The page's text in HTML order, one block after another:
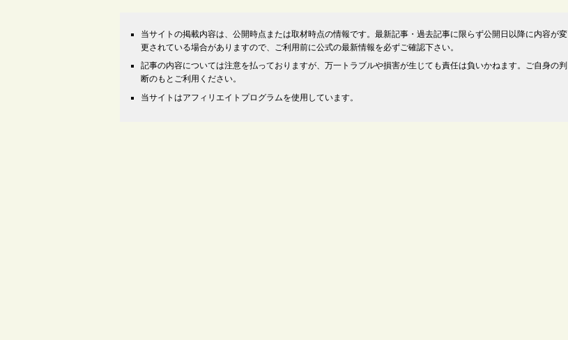
当サイトの掲載内容は、公開時点または取材時点の情報です。最新記事・過去記事に限らず公開日以降に内容が変
更されている場合がありますので、ご利用前に公式の最新情報を必ずご確認下さい。
記事の内容については注意を払っておりますが、万一トラブルや損害が生じても責任は負いかねます。ご自身の判
断のもとご利用ください。
当サイトはアフィリエイトプログラムを使用しています。